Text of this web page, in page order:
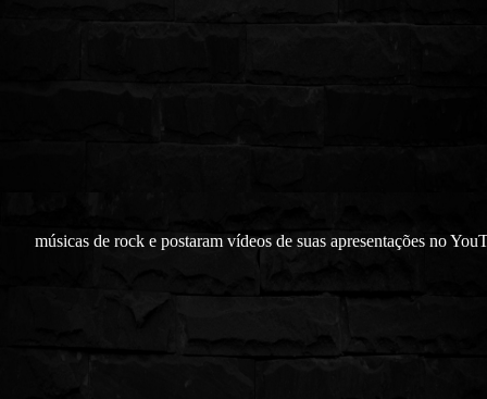
músicas de rock e postaram vídeos de suas apresentações no